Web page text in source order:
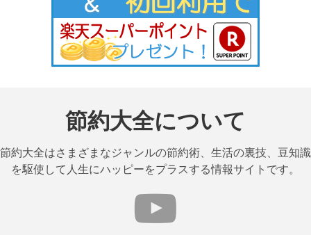
節約大全について
節約大全はさまざまなジャンルの節約術、生活の裏技、豆知識
を駆使して人生にハッピーをプラスする情報サイトです。